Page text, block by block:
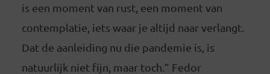
is een moment van rust, een moment van
contemplatie, iets waar je altijd naar verlangt.
Dat de aanleiding nu die pandemie is, is
natuurlijk niet fijn, maar toch.” Fedor